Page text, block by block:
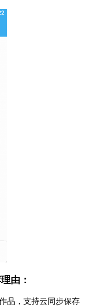
由：
品，支持云同步保存